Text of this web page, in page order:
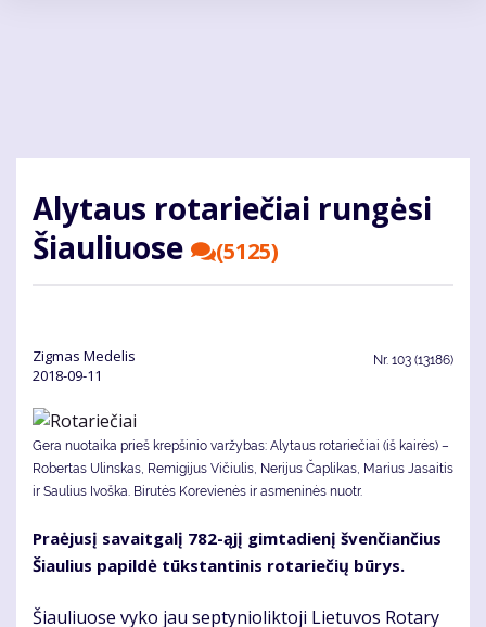
Aly­taus ro­ta­rie­čiai run­gė­si
Šiau­liuo­se
(5125)
Zig­mas Me­de­lis
2018-09-11
Nr. 103 (13186)
Gera nuotaika prieš krepšinio varžybas: Alytaus rotariečiai (iš kairės) –
Robertas Ulinskas, Remigijus Vičiulis, Nerijus Čaplikas, Marius Jasaitis
ir Saulius Ivoška. Bi­ru­tės Ko­re­vie­nės ir as­me­ni­nės nuotr.
Pra­ėju­sį sa­vait­ga­lį 782-ąjį gim­ta­die­nį šven­čian­čius
Šiau­lius pa­pil­dė tūks­tan­ti­nis ro­ta­rie­čių bū­rys.
Šiau­liuo­se vy­ko jau sep­ty­nio­lik­to­ji Lie­tu­vos Ro­ta­ry